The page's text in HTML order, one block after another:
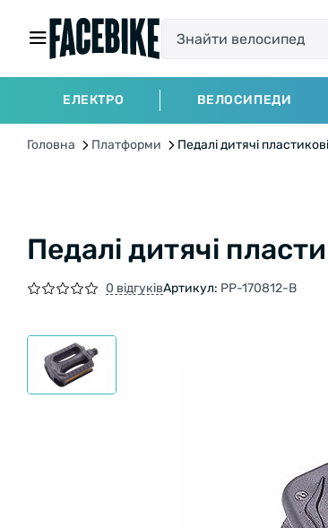
ЕЛЕКТРО ВЕЛОСИПЕДИ
Головна Платформи Педалі дитячі
Педалі дитячі
0 відгуківАртикул: PP-170812-B